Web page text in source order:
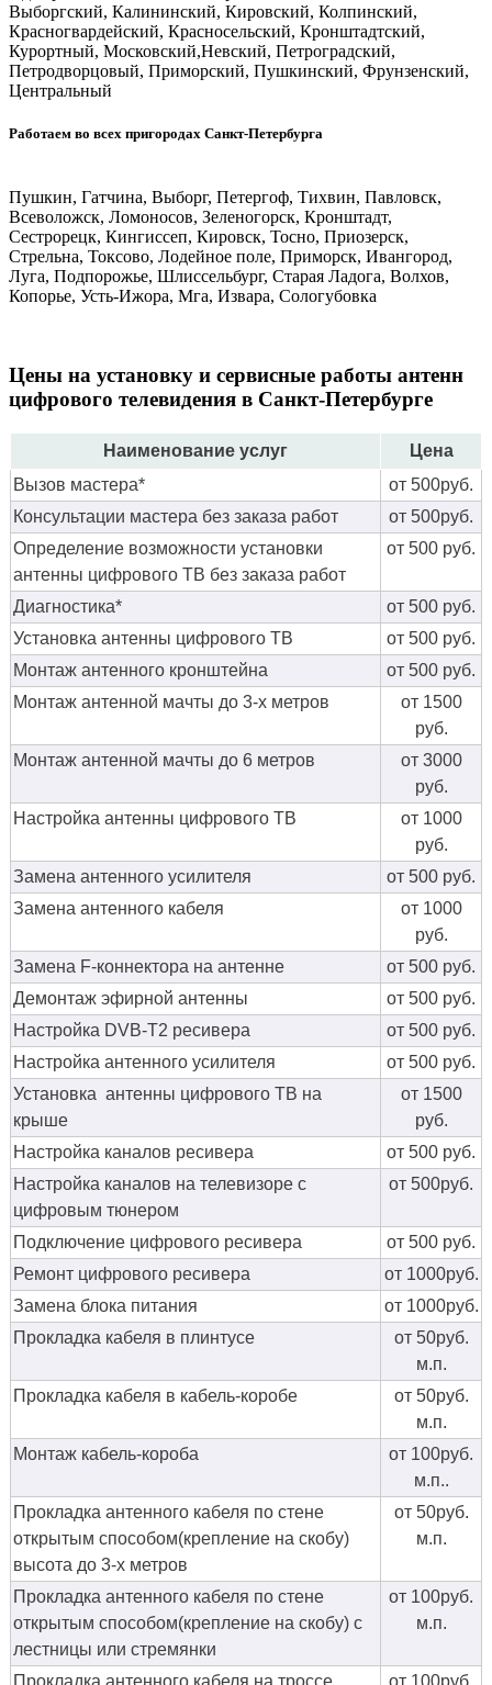
Выборгский, Калининский, Кировский, Колпинский,
Красногвардейский, Красносельский, Кронштадтский,
Курортный, Московский,Невский, Петроградский,
Петродворцовый, Приморский, Пушкинский, Фрунзенский,
Центральный
Работаем во всех пригородах Санкт-Петербурга
Пушкин, Гатчина, Выборг, Петергоф, Тихвин, Павловск,
Всеволожск, Ломоносов, Зеленогорск, Кронштадт,
Сестрорецк, Кингиссеп, Кировск, Тосно, Приозерск,
Стрельна, Токсово, Лодейное поле, Приморск, Ивангород,
Луга, Подпорожье, Шлиссельбург, Старая Ладога, Волхов,
Копорье, Усть-Ижора, Мга, Извара, Сологубовка
Цены на установку и сервисные работы антенн
цифрового телевидения в Санкт-Петербурге
Наименование услуг
Цена
Вызов мастера*
от 500руб.
Консультации мастера без заказа работ
от 500руб.
Определение возможности установки
антенны цифрового ТВ без заказа работ
от 500 руб.
Диагностика*
от 500 руб.
Установка антенны цифрового ТВ
от 500 руб.
Монтаж антенного кронштейна
от 500 руб.
Монтаж антенной мачты до 3-х метров
от 1500
руб.
Монтаж антенной мачты до 6 метров
от 3000
руб.
Настройка антенны цифрового ТВ
от 1000
руб.
Замена антенного усилителя
от 500 руб.
Замена антенного кабеля
от 1000
руб.
Замена F-коннектора на антенне
от 500 руб.
Демонтаж эфирной антенны
от 500 руб.
Настройка DVB-T2 ресивера
от 500 руб.
Настройка антенного усилителя
от 500 руб.
Установка антенны цифрового ТВ на
крыше
от 1500
руб.
Настройка каналов ресивера
от 500 руб.
Настройка каналов на телевизоре с
цифровым тюнером
от 500руб.
Подключение цифрового ресивера
от 500 руб.
Ремонт цифрового ресивера
от 1000руб.
Замена блока питания
от 1000руб.
Прокладка кабеля в плинтусе
от 50руб.
м.п.
Прокладка кабеля в кабель-коробе
от 50руб.
м.п.
Монтаж кабель-короба
от 100руб.
м.п..
Прокладка антенного кабеля по стене
открытым способом(крепление на скобу)
высота до 3-х метров
от 50руб.
м.п.
Прокладка антенного кабеля по стене
открытым способом(крепление на скобу) с
лестницы или стремянки
от 100руб.
м.п.
Прокладка антенного кабеля на троссе
от 100руб.